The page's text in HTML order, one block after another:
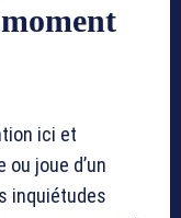
ici et
ou joue d’un
inquiétudes